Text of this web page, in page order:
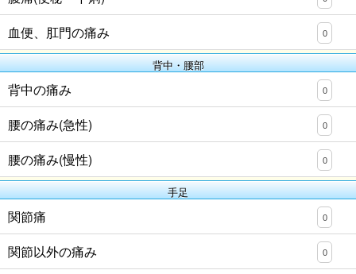
血便、肛門の痛み 0
背中・腰部
背中の痛み 0
腰の痛み(急性) 0
腰の痛み(慢性) 0
手足
関節痛 0
関節以外の痛み 0